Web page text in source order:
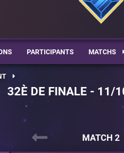
PARTICIPANTS MATCHS
32È DE FINALE - 11/
MATCH 2